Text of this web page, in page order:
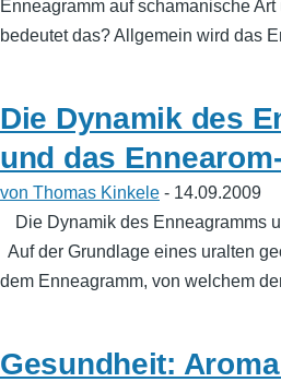
Enneagramm auf schamanische
bedeutet das? Allgemein wird das
Die Dynamik des
und das
von Thomas Kinkele - 14.09.2009
Die Dynamik des Enneagramms
Auf der Grundlage eines uralten
dem Enneagramm, von welchem
Gesundheit: